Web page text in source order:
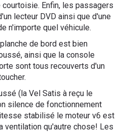
Enfin, les passagers
lecteur DVD ainsi que d'une
n'importe quel véhicule.
de bord est bien
ainsi que la console
sont tous recouverts d'un
(la Vel Satis à reçu le
silence de fonctionnement
stabilisé le moteur v6 est
ventilation qu'autre chose! Les